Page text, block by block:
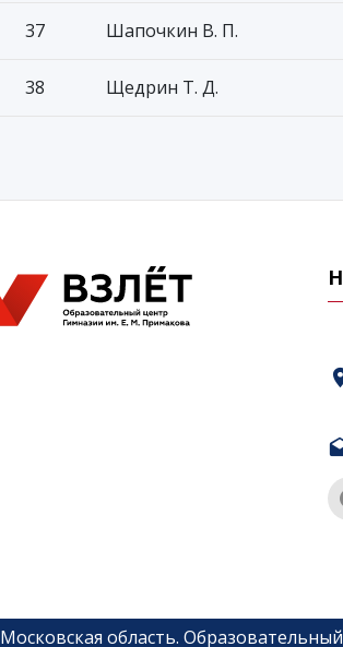
37 Шапочкин В. П.
38 Щедрин Т. Д.
Московская область.